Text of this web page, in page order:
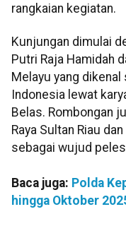
rangkaian kegiatan.
Kunjungan dimulai
Putri Raja Hamidah
Melayu yang
Indonesia lewat
Belas. Rombongan
Raya Sultan Riau
sebagai wujud
Baca juga: Polda
hingga Oktober